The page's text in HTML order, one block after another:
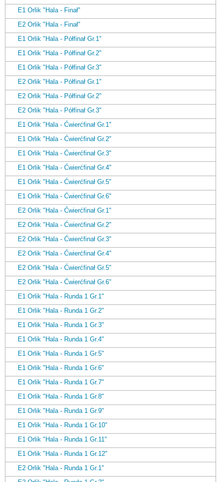
E1 Orlik "Hala - Finał"
E2 Orlik "Hala - Finał"
E1 Orlik "Hala - Półfinał Gr.1"
E1 Orlik "Hala - Półfinał Gr.2"
E1 Orlik "Hala - Półfinał Gr.3"
E2 Orlik "Hala - Półfinał Gr.1"
E2 Orlik "Hala - Półfinał Gr.2"
E2 Orlik "Hala - Półfinał Gr.3"
E1 Orlik "Hala - Ćwierćfinał Gr.1"
E1 Orlik "Hala - Ćwierćfinał Gr.2"
E1 Orlik "Hala - Ćwierćfinał Gr.3"
E1 Orlik "Hala - Ćwierćfinał Gr.4"
E1 Orlik "Hala - Ćwierćfinał Gr.5"
E1 Orlik "Hala - Ćwierćfinał Gr.6"
E2 Orlik "Hala - Ćwierćfinał Gr.1"
E2 Orlik "Hala - Ćwierćfinał Gr.2"
E2 Orlik "Hala - Ćwierćfinał Gr.3"
E2 Orlik "Hala - Ćwierćfinał Gr.4"
E2 Orlik "Hala - Ćwierćfinał Gr.5"
E2 Orlik "Hala - Ćwierćfinał Gr.6"
E1 Orlik "Hala - Runda 1 Gr.1"
E1 Orlik "Hala - Runda 1 Gr.2"
E1 Orlik "Hala - Runda 1 Gr.3"
E1 Orlik "Hala - Runda 1 Gr.4"
E1 Orlik "Hala - Runda 1 Gr.5"
E1 Orlik "Hala - Runda 1 Gr.6"
E1 Orlik "Hala - Runda 1 Gr.7"
E1 Orlik "Hala - Runda 1 Gr.8"
E1 Orlik "Hala - Runda 1 Gr.9"
E1 Orlik "Hala - Runda 1 Gr.10"
E1 Orlik "Hala - Runda 1 Gr.11"
E1 Orlik "Hala - Runda 1 Gr.12"
E2 Orlik "Hala - Runda 1 Gr.1"